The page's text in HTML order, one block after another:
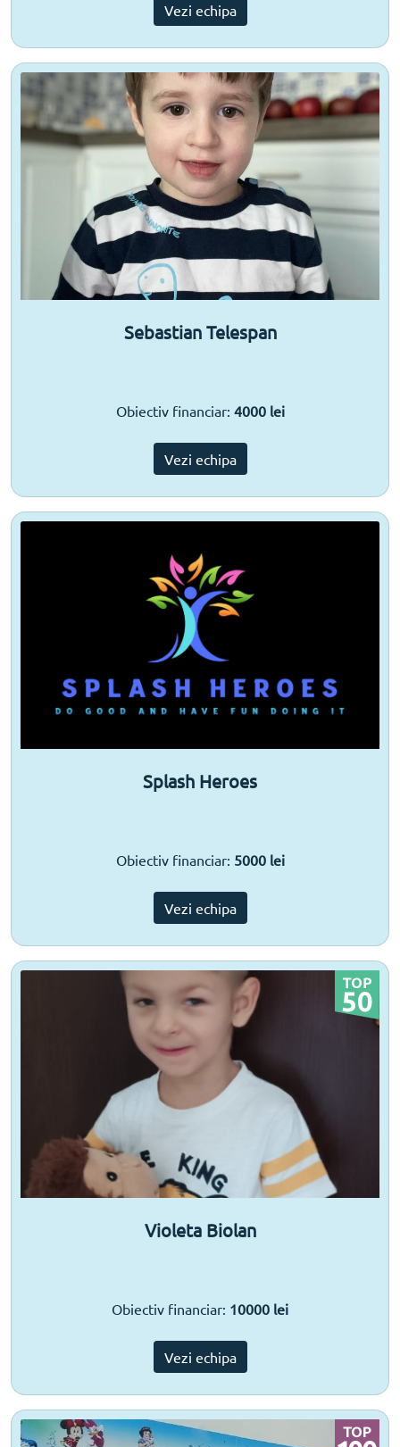
Vezi echipa
Sebastian Telespan
Obiectiv financiar: 4000 lei
Vezi echipa
Splash Heroes
Obiectiv financiar: 5000 lei
Vezi echipa
Violeta Biolan
Obiectiv financiar: 10000 lei
Vezi echipa